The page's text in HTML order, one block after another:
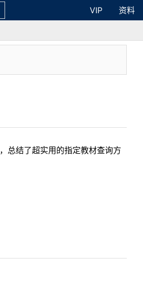
VIP
资料
总结了超实用的指定教材查询方